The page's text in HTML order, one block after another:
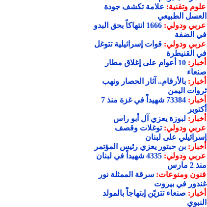
علوم وتقنية: علامة تكشف جودة
العسل الطبيعي
عربي ودولي:
1666 انتهاكاً بحق البدو
في الضفة
عربي ودولي:قوات إسرائيلية تتوغل
في القنيطرة
أخبار:
10 أعوام على إغلاق مطار
صنعاء
أخبار:بالأرقام.. آثار الحصار ونهب
ثروات اليمن
أخبار:
73384 شهيداً في غزة منذ 7
أكتوبر
أخبار: لبوزة يعزي آل أبو راس
عربي ودولي:توغلات وقصف
إسرائيلي على لبنان
أخبار:بن حبتور يعزي رئيس المؤتمر
عربي ودولي:
4335 شهيداً في لبنان
منذ 2 مارس
فنون ومنوعات:سرقة الممثلة نور
غندور في بيروت
أخبار: صنعاء تتزيّن إبتهاجاً بالمولد
النبوي